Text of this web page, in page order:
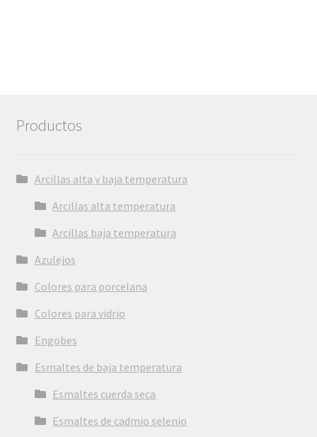
Productos
Arcillas alta y baja temperatura
Arcillas alta temperatura
Arcillas baja temperatura
Azulejos
Colores para porcelana
Colores para vidrio
Engobes
Esmaltes de baja temperatura
Esmaltes cuerda seca
Esmaltes de cadmio selenio